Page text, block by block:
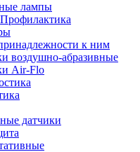
лампы
Профилактика
к ним
воздушно-абразивные
Air-Flo
датчики